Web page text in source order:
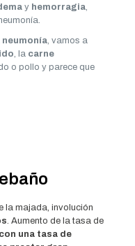
y hemorragia,
, vamos a
, la carne
o pollo y parece que
la majada, involución
. Aumento de la tasa de
con una tasa de